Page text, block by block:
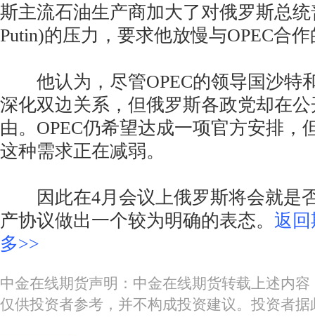
斯主流石油生产商加大了对俄罗斯总
Putin)的压力，要求他放慢与OPEC合
他认为，尽管OPEC的领导国沙特
深化双边关系，但俄罗斯各政党却在
由。OPEC仍希望达成一项官方安排，
这种需求正在减弱。
因此在4月会议上俄罗斯将会就是否
产协议做出一个较为明确的表态。 返
多>>
中金在线期货声明：中金在线期货转载上述内
仅供投资者参考，并不构成投资建议。投资者